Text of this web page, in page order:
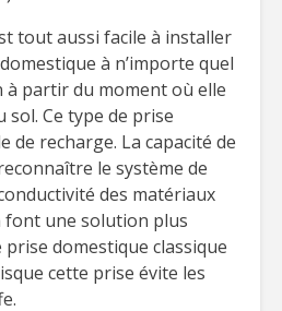
tout aussi facile à installer
à n’importe quel
à partir du moment où elle
sol. Ce type de prise
de recharge. La capacité de
le système de
des matériaux
font une solution plus
domestique classique
cette prise évite les